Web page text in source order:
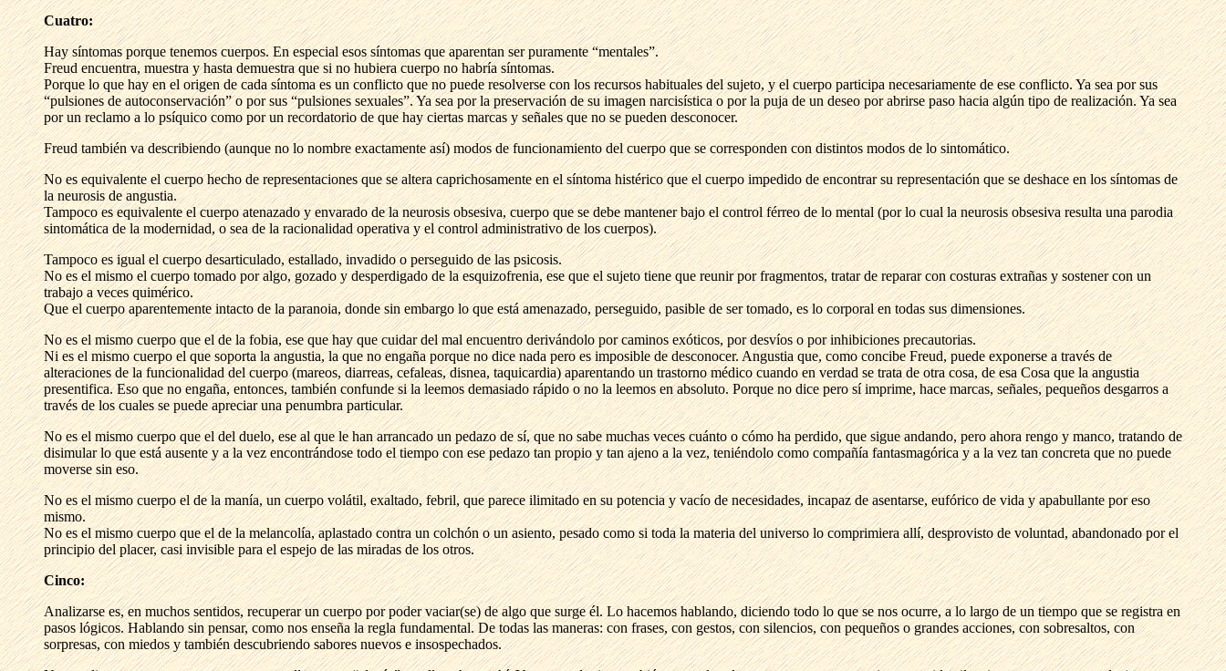
Cuatro:
Hay síntomas porque tenemos cuerpos. En especial esos síntomas que aparentan ser puramente “mentales”.
Freud encuentra, muestra y hasta demuestra que si no hubiera cuerpo no habría síntomas.
Porque lo que hay en el origen de cada síntoma es un conflicto que no puede resolverse con los recursos habituales del sujeto, y el cuerpo participa necesariamente de ese conflicto. Ya sea por sus
“pulsiones de autoconservación” o por sus “pulsiones sexuales”. Ya sea por la preservación de su imagen narcisística o por la puja de un deseo por abrirse paso hacia algún tipo de realización. Ya sea
por un reclamo a lo psíquico como por un recordatorio de que hay ciertas marcas y señales que no se pueden desconocer.
Freud también va describiendo (aunque no lo nombre exactamente así) modos de funcionamiento del cuerpo que se corresponden con distintos modos de lo sintomático.
No es equivalente el cuerpo hecho de representaciones que se altera caprichosamente en el síntoma histérico que el cuerpo impedido de encontrar su representación que se deshace en los síntomas de
la neurosis de angustia.
Tampoco es equivalente el cuerpo atenazado y envarado de la neurosis obsesiva, cuerpo que se debe mantener bajo el control férreo de lo mental (por lo cual la neurosis obsesiva resulta una parodia
sintomática de la modernidad, o sea de la racionalidad operativa y el control administrativo de los cuerpos).
Tampoco es igual el cuerpo desarticulado, estallado, invadido o perseguido de las psicosis.
No es el mismo el cuerpo tomado por algo, gozado y desperdigado de la esquizofrenia, ese que el sujeto tiene que reunir por fragmentos, tratar de reparar con costuras extrañas y sostener con un
trabajo a veces quimérico.
Que el cuerpo aparentemente intacto de la paranoia, donde sin embargo lo que está amenazado, perseguido, pasible de ser tomado, es lo corporal en todas sus dimensiones.
No es el mismo cuerpo que el de la fobia, ese que hay que cuidar del mal encuentro derivándolo por caminos exóticos, por desvíos o por inhibiciones precautorias.
Ni es el mismo cuerpo el que soporta la angustia, la que no engaña porque no dice nada pero es imposible de desconocer. Angustia que, como concibe Freud, puede exponerse a través de
alteraciones de la funcionalidad del cuerpo (mareos, diarreas, cefaleas, disnea, taquicardia) aparentando un trastorno médico cuando en verdad se trata de otra cosa, de esa Cosa que la angustia
presentifica. Eso que no engaña, entonces, también confunde si la leemos demasiado rápido o no la leemos en absoluto. Porque no dice pero sí imprime, hace marcas, señales, pequeños desgarros a
través de los cuales se puede apreciar una penumbra particular.
No es el mismo cuerpo que el del duelo, ese al que le han arrancado un pedazo de sí, que no sabe muchas veces cuánto o cómo ha perdido, que sigue andando, pero ahora rengo y manco, tratando de
disimular lo que está ausente y a la vez encontrándose todo el tiempo con ese pedazo tan propio y tan ajeno a la vez, teniéndolo como compañía fantasmagórica y a la vez tan concreta que no puede
moverse sin eso.
No es el mismo cuerpo el de la manía, un cuerpo volátil, exaltado, febril, que parece ilimitado en su potencia y vacío de necesidades, incapaz de asentarse, eufórico de vida y apabullante por eso
mismo.
No es el mismo cuerpo que el de la melancolía, aplastado contra un colchón o un asiento, pesado como si toda la materia del universo lo comprimiera allí, desprovisto de voluntad, abandonado por el
principio del placer, casi invisible para el espejo de las miradas de los otros.
Cinco:
Analizarse es, en muchos sentidos, recuperar un cuerpo por poder vaciar(se) de algo que surge él. Lo hacemos hablando, diciendo todo lo que se nos ocurre, a lo largo de un tiempo que se registra en
pasos lógicos. Hablando sin pensar, como nos enseña la regla fundamental. De todas las maneras: con frases, con gestos, con silencios, con pequeños o grandes acciones, con sobresaltos, con
sorpresas, con miedos y también descubriendo sabores nuevos e insospechados.